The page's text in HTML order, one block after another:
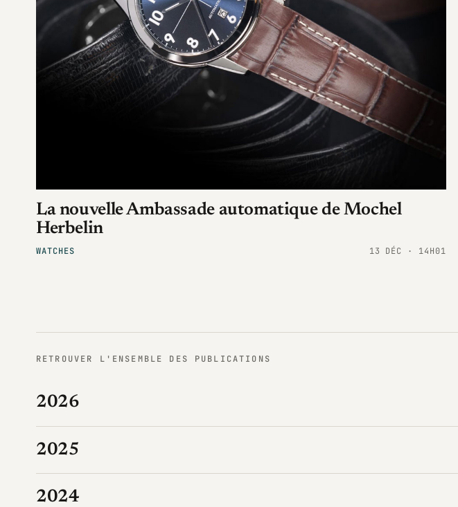
WATCHES
La nouvelle Ambassade automatique de Mochel
Herbelin
13 DÉC · 14H01
RETROUVER L'ENSEMBLE DES PUBLICATIONS
2026
2025
2024